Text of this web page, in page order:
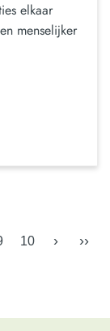
elkaar
menselijker
10 › ››